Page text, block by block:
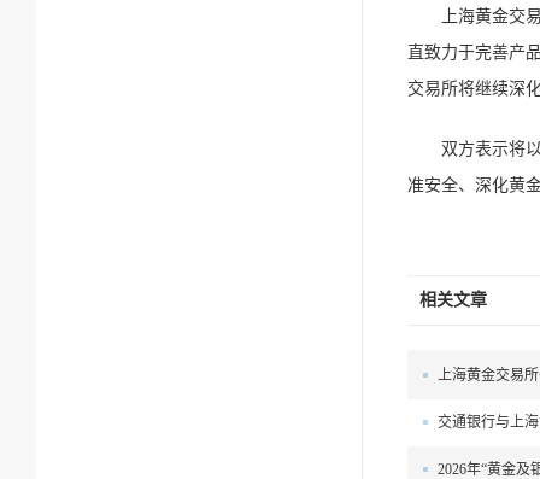
上海黄金交
直致力于完善产
交易所将继续深
双方表示将
准安全、深化黄
相关文章
上海黄金交易
交通银行与上
2026年“黄金及